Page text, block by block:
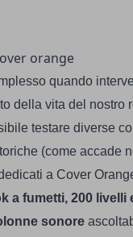
quando
della vita del nostro
testare diverse
(come accade
dedicati a Cover
a fumetti, 200 livelli
sonore